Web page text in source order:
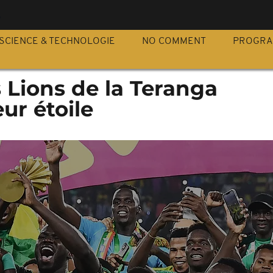
SCIENCE & TECHNOLOGIE NO COMMENT
Lions de la Teranga
étoile